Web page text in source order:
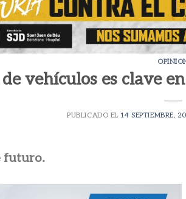
vehículos es clave
PUBLICADO EL 14 SEPTIEMBRE,
futuro.